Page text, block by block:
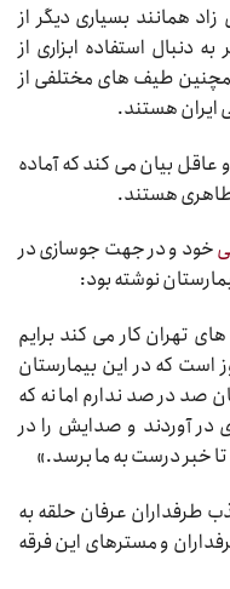
همانند بسیاری دیگر از
دنبال استفاده ابزاری از
طیف های مختلفی از
ایران هستند.
عاقل بیان می کند که آماده
طاهری هستند.
خود و در جهت جوسازی در
نوشته بود:
تهران کار می کند برایم
که در این بیمارستان
صد در صد ندارم اما نه که
در آوردند و صدایش را در
خبر درست به ما برسد.»
طرفداران عرفان حلقه به
و مسترهای این فرقه